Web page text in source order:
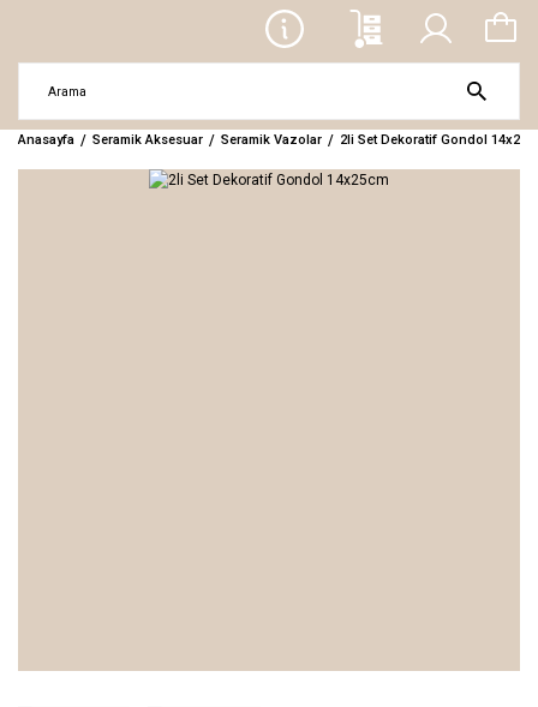
Anasayfa Seramik Aksesuar Seramik Vazolar 2li Set Dekoratif Gondol